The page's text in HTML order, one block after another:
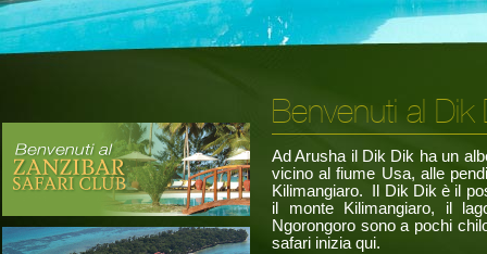
Benvenuti al Dik
Ad Arusha il Dik Dik ha un
vicino al fiume Usa, alle
Kilimangiaro. Il Dik Dik è il
il monte Kilimangiaro, il
Ngorongoro sono a pochi
safari inizia qui.